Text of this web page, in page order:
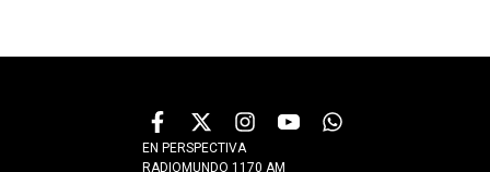
EN PERSPECTIVA
RADIOMUNDO 1170 AM